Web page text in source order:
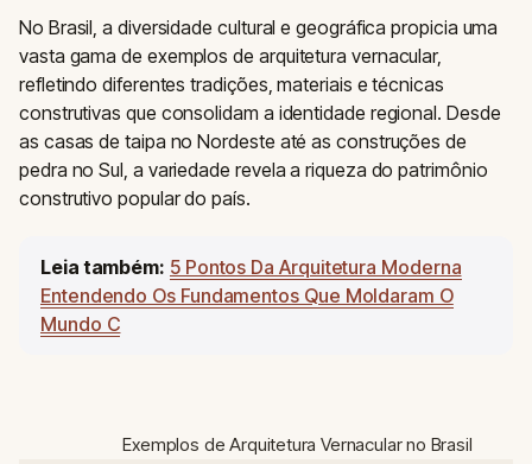
No Brasil, a diversidade cultural e geográfica propicia uma
vasta gama de exemplos de arquitetura vernacular,
refletindo diferentes tradições, materiais e técnicas
construtivas que consolidam a identidade regional. Desde
as casas de taipa no Nordeste até as construções de
pedra no Sul, a variedade revela a riqueza do patrimônio
construtivo popular do país.
Leia também: 5 Pontos Da Arquitetura Moderna
Entendendo Os Fundamentos Que Moldaram O
Mundo C
Exemplos de Arquitetura Vernacular no Brasil